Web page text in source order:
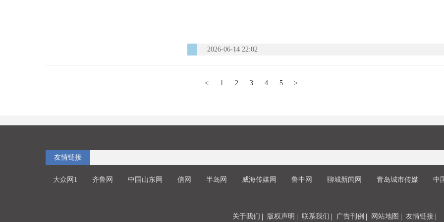
2026-06-14 22:02
< 1 2 3 4 5 >
友情链接
大众网1 齐鲁网 中国山东网 信网 半岛网 威海传媒网 鲁中网 聊城新闻网 青岛城市传媒 中
关于我们 版权声明 联系我们 广告刊例 网站地图 友情链接